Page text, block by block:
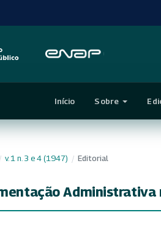
Início Sobre
/ v. 1 n. 3 e 4 (1947) / Editorial
Administrativa